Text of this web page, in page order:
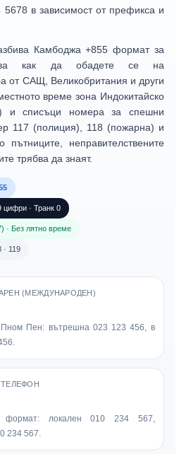
5678 в зависимост от префикса и
Камбоджа+855 формат за
как да обадете се на
от САЩ, Великобритания и други
време зона Индокитайско
и списъци номера за спешни
117 (полиция), 118 (пожарна) и
пътниците, неправителствените
трябва да знаят.
цифри · Транк 0
· Без лятно време
119
(МЕЖДУНАРОДЕН)
Пен: вътрешна 023 123 456, в
.
формат: локален010 234 567,
234 567.